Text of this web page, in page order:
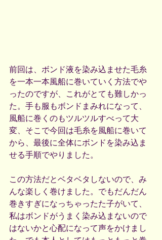
前回は、ボンド液を染み込ませた毛糸
を一本一本風船に巻いていく方法でや
ったのですが、これがとても難しかっ
た。手も服もボンドまみれになって、
風船に巻くのもツルツルすべって大
変、そこで今回は毛糸を風船に巻いて
から、最後に全体にボンドを染み込ま
せる手順でやりました。
この方法だとベタベタしないので、み
んな楽しく巻けました。でもだんだん
巻きすぎになっちゃったた子がいて、
私はボンドがうまく染み込まないので
はないかと心配になって声をかけまし